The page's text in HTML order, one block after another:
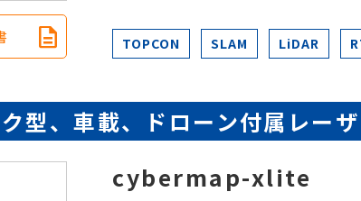
TOPCON SLAM LiDAR
型、車載、ドローン付属レー
cybermap-xlite